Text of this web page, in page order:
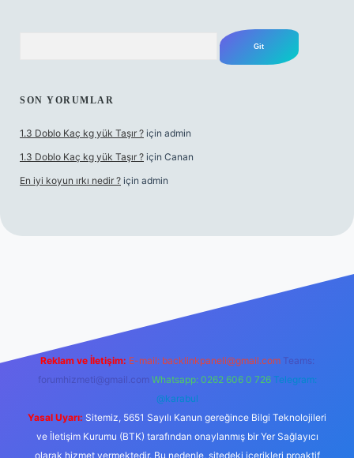
SON YORUMLAR
1.3 Doblo Kaç kg yük Taşır ? için admin
1.3 Doblo Kaç kg yük Taşır ? için Canan
En iyi koyun ırkı nedir ? için admin
Reklam ve İletişim: E-mail: backlinkpaneli@gmail.com Teams:
forumhizmeti@gmail.com Whatsapp: 0262 606 0 726 Telegram:
@karabul
Yasal Uyarı: Sitemiz, 5651 Sayılı Kanun gereğince Bilgi Teknolojileri
ve İletişim Kurumu (BTK) tarafından onaylanmış bir Yer Sağlayıcı
olarak hizmet vermektedir. Bu nedenle, sitedeki içerikleri proaktif